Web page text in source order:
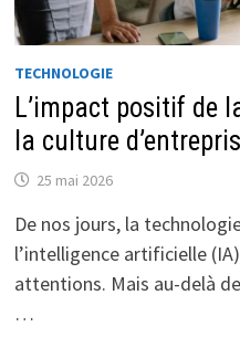
TECHNOLOGIE
L’impact positif de
la culture
25 mai 2026
De nos jours, la
l’intelligence artificielle
attentions. Mais au-delà
…